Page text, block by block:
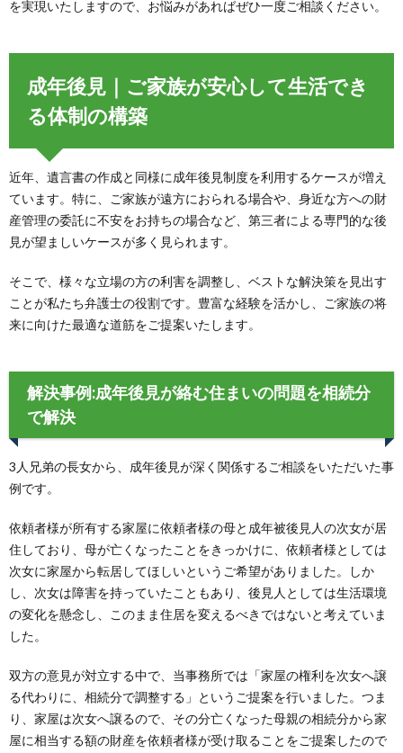
を実現いたしますので、お悩みがあればぜひ一度ご相談ください。
成年後見｜ご家族が安心して生活でき
る体制の構築
近年、遺言書の作成と同様に成年後見制度を利用するケースが増え
ています。特に、ご家族が遠方におられる場合や、身近な方への財
産管理の委託に不安をお持ちの場合など、第三者による専門的な後
見が望ましいケースが多く見られます。
そこで、様々な立場の方の利害を調整し、ベストな解決策を見出す
ことが私たち弁護士の役割です。豊富な経験を活かし、ご家族の将
来に向けた最適な道筋をご提案いたします。
解決事例:成年後見が絡む住まいの問題を相続分
で解決
3人兄弟の長女から、成年後見が深く関係するご相談をいただいた事
例です。
依頼者様が所有する家屋に依頼者様の母と成年被後見人の次女が居
住しており、母が亡くなったことをきっかけに、依頼者様としては
次女に家屋から転居してほしいというご希望がありました。しか
し、次女は障害を持っていたこともあり、後見人としては生活環境
の変化を懸念し、このまま住居を変えるべきではないと考えていま
した。
双方の意見が対立する中で、当事務所では「家屋の権利を次女へ譲
る代わりに、相続分で調整する」というご提案を行いました。つま
り、家屋は次女へ譲るので、その分亡くなった母親の相続分から家
屋に相当する額の財産を依頼者様が受け取ることをご提案したので